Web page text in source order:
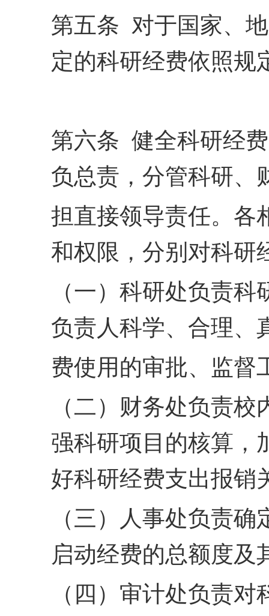
第五条 对于国家、
定的科研经费依照规
第六条 健全科研经
负总责，分管科研、
担直接领导责任。各
和权限，分别对科研
（一）科研处负责
负责人科学、合理、
费使用的审批、监督
（二）财务处负责
强科研项目的核算，
好科研经费支出报销
（三）人事处负责
启动经费的总额度及
（四）审计处负责